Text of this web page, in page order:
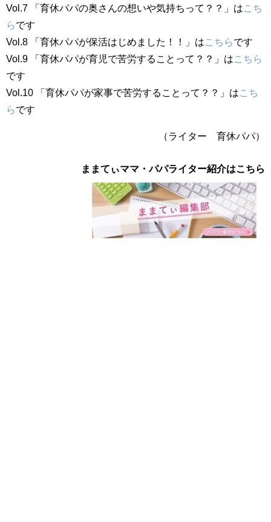
Vol.7 「育休パパの奥さんの想いや気持ちって？？」は こち
らです
Vol.8 「育休パパが保活はじめました！！」は こちらです
Vol.9 「育休パパが育児で苦労することって？？」は こちら
です
Vol.10 「育休パパが家事で苦労することって？？」は こち
らです
（ライター 育休パパ）
ままてぃママ・パパライター紹介はこちら